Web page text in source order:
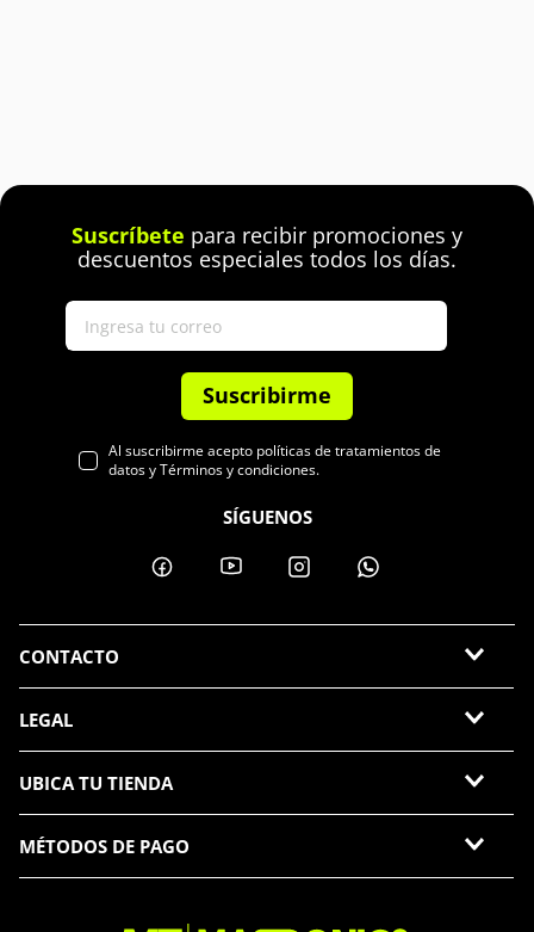
Suscríbete para recibir promociones y
descuentos especiales todos los días.
Suscribirme
Al suscribirme acepto políticas de tratamientos de
datos y Términos y condiciones.
SÍGUENOS
CONTACTO
LEGAL
UBICA TU TIENDA
MÉTODOS DE PAGO